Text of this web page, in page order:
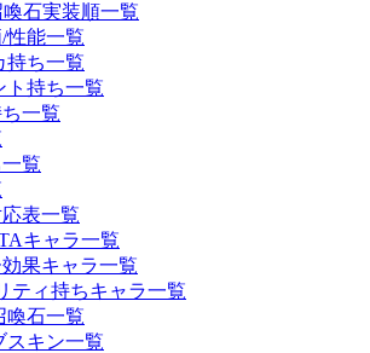
喚石実装順一覧
性能一覧
持ち一覧
ト持ち一覧
一覧
覧
表一覧
キャラ一覧
果キャラ一覧
ティ持ちキャラ一覧
喚石一覧
スキン一覧